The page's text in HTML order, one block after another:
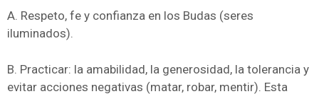
A. Respeto, fe y confianza en los Budas (seres
iluminados).
B. Practicar: la amabilidad, la generosidad, la tolerancia y
evitar acciones negativas (matar, robar, mentir). Esta